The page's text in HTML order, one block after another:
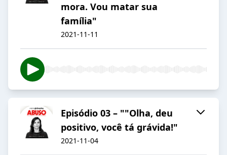
mora. Vou matar sua
família"
2021-11-11
Episódio 03 – ""Olha, deu
positivo, você tá grávida!"
2021-11-04